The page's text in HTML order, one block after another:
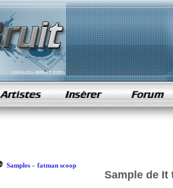
de rap
Samples» fatman scoop
Sample de It